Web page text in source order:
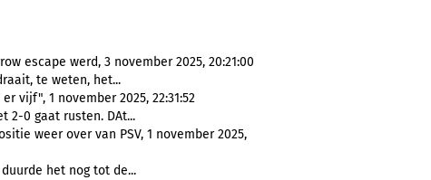
escape werd, 3 november 2025, 20:21:00
te weten, het...
vijf", 1 november 2025, 22:31:52
2-0 gaat rusten. DAt...
weer over van PSV, 1 november 2025,
het nog tot de...